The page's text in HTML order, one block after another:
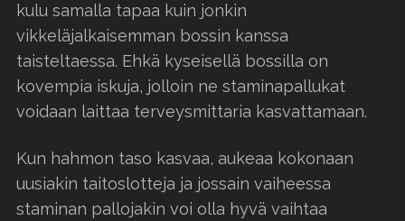
kulu samalla tapaa kuin jonkin
vikkeläjalkaisemman bossin kanssa
taisteltaessa. Ehkä kyseisellä bossilla on
kovempia iskuja, jolloin ne staminapallukat
voidaan laittaa terveysmittaria kasvattamaan.
Kun hahmon taso kasvaa, aukeaa kokonaan
uusiakin taitoslotteja ja jossain vaiheessa
staminan pallojakin voi olla hyvä vaihtaa